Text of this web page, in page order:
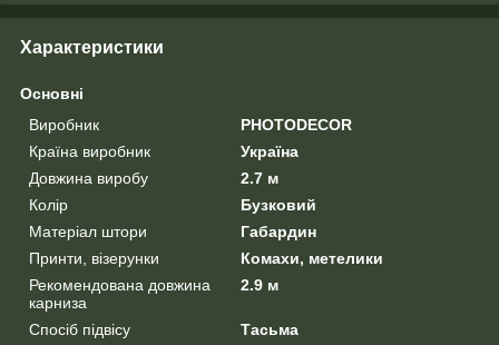
Характеристики
Основні
Виробник
PHOTODECOR
Країна виробник
Україна
Довжина виробу
2.7 м
Колір
Бузковий
Матеріал штори
Габардин
Принти, візерунки
Комахи, метелики
Рекомендована довжина
карниза
2.9 м
Спосіб підвісу
Тасьма